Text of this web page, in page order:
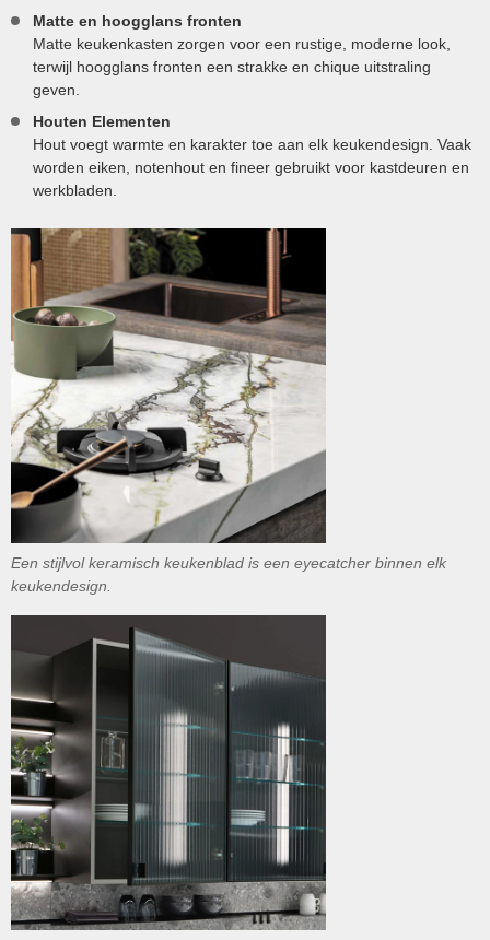
Matte en hoogglans fronten
Matte keukenkasten zorgen voor een rustige, moderne look,
terwijl hoogglans fronten een strakke en chique uitstraling
geven.
Houten Elementen
Hout voegt warmte en karakter toe aan elk keukendesign. Vaak
worden eiken, notenhout en fineer gebruikt voor kastdeuren en
werkbladen.
Een stijlvol keramisch keukenblad is een eyecatcher binnen elk
keukendesign.